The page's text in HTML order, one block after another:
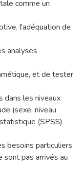
comme un
l'adéquation de
analyses
et de tester
dans les niveaux
(sexe, niveau
(SPSS)
besoins particuliers
sont pas arrivés au